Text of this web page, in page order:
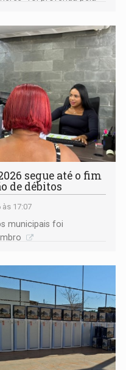
segue até o fim
de débitos
17:07
municipais foi